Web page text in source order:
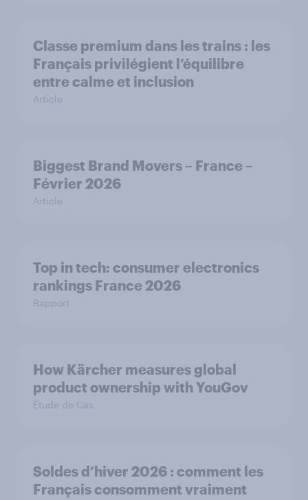
Classe premium dans les trains : les
Français privilégient l’équilibre
entre calme et inclusion
Article
Biggest Brand Movers – France –
Février 2026
Article
Top in tech: consumer electronics
rankings France 2026
Rapport
How Kärcher measures global
product ownership with YouGov
Étude de Cas
Soldes d’hiver 2026 : comment les
Français consomment vraiment